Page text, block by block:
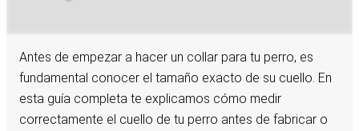
Antes de empezar a hacer un collar para tu perro, es
fundamental conocer el tamaño exacto de su cuello. En
esta guía completa te explicamos cómo medir
correctamente el cuello de tu perro antes de fabricar o